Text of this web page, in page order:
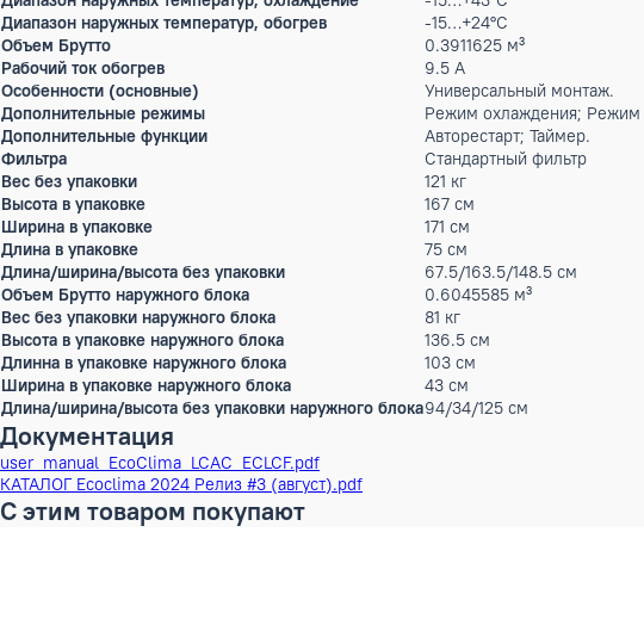
Производительность тепло
14.65 кВт
Потребляемая мощность (охлаждение)
4.55 кВт
Потребляемая мощность (обогрев)
Расход воздуха
2180 м³/ч
Параметры электропитания
220-240/1/50 В/Ф/
Рабочий ток охлаждение
9.3 А
Max.длина магистрали
50 м
Перепад высот
30 м
Диаметр труб (жидкость)
Диаметр труб (газ)
Тип хладагента
R410A
Диапазон наружных температур, охлаждение
-15…+43°С
Диапазон наружных температур, обогрев
Объем Брутто
0.3911625 м³
Рабочий ток обогрев
9.5 А
Особенности (основные)
Универсальный
Дополнительные режимы
Режим
Дополнительные функции
Фильтра
Вес без упаковки
Высота в упаковке